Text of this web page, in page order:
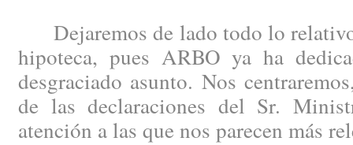
Dejaremos de lado todo lo relativo
hipoteca, pues ARBO ya ha
desgraciado asunto. Nos
de las declaraciones del Sr.
atención a las que nos parecen más